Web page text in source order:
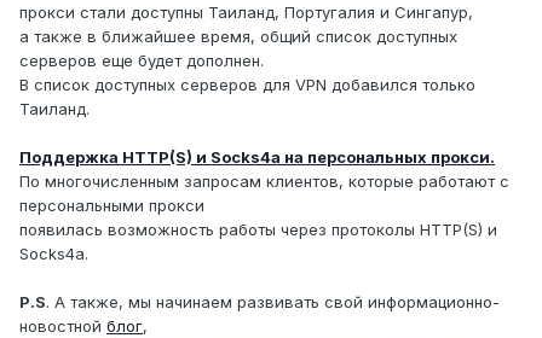
прокси стали доступны Таиланд, Португалия и Сингапур,
а также в ближайшее время, общий список доступных
серверов еще будет дополнен.
В список доступных серверов для VPN добавился только
Таиланд.
Поддержка HTTP(S) и Socks4a на персональных прокси.
По многочисленным запросам клиентов, которые работают с
персональными прокси
появилась возможность работы через протоколы HTTP(S) и
Socks4a.
P.S. А также, мы начинаем развивать свой информационно-
новостной блог,